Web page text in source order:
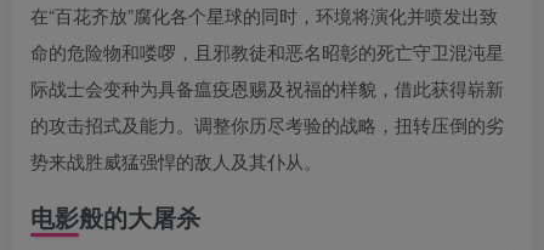
在“百花齐放”腐化各个星球的同时，环境将演化并喷发出致
命的危险物和喽啰，且邪教徒和恶名昭彰的死亡守卫混沌星
际战士会变种为具备瘟疫恩赐及祝福的样貌，借此获得崭新
的攻击招式及能力。调整你历尽考验的战略，扭转压倒的劣
势来战胜威猛强悍的敌人及其仆从。
电影般的大屠杀